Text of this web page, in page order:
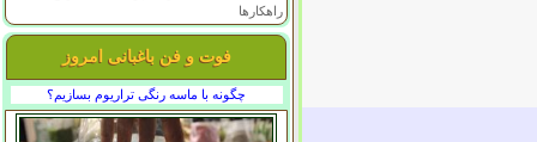
راهکارها
فوت و فن باغبانی امروز
چگونه با ماسه رنگی تراریوم بسازیم؟